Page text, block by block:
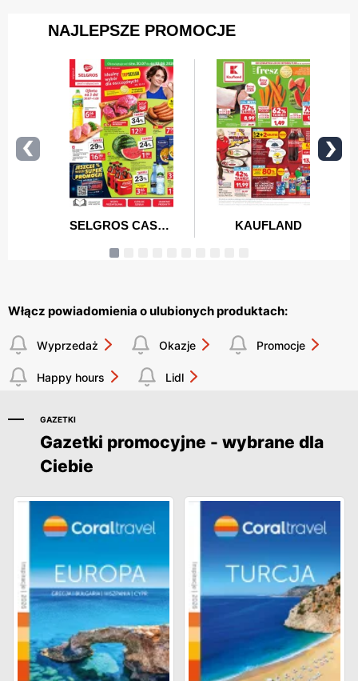
Włącz powiadomienia o ulubionych produktach:
Wyprzedaż Okazje Promocje
Happy hours Lidl
GAZETKI
Gazetki promocyjne - wybrane dla
Ciebie